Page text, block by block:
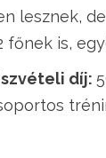
lesznek,
főnek is,
díj: